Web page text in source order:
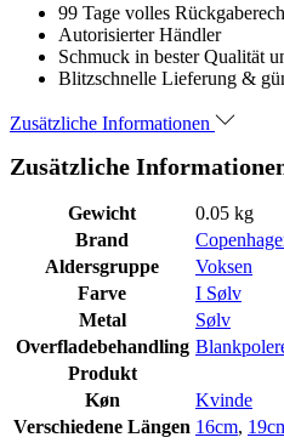
99 Tage volles
Autorisierter Händler
Schmuck in bester Qualität
Blitzschnelle Lieferung &
Zusätzliche Informationen
Zusätzliche
Gewicht
0.05 kg
Brand
Aldersgruppe
Voksen
Farve
I Sølv
Metal
Sølv
Overfladebehandling
Produkt
Køn
Kvinde
Verschiedene Längen 16cm,